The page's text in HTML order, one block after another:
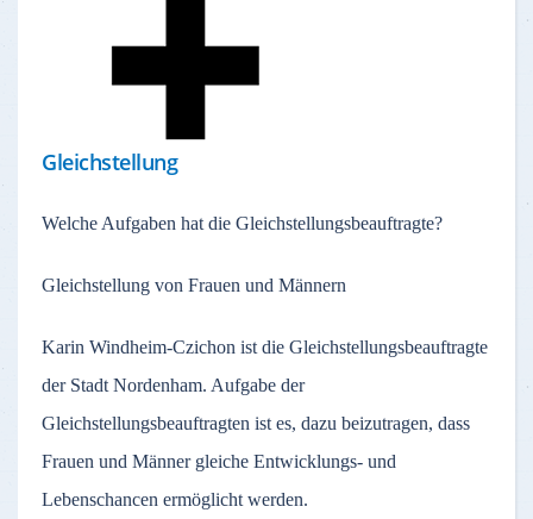
Gleichstellung
Welche Aufgaben hat die Gleichstellungsbeauftragte?
Gleichstellung von Frauen und Männern
Karin Windheim-Czichon ist die Gleichstellungsbeauftragte
der Stadt Nordenham. Aufgabe der
Gleichstellungsbeauftragten ist es, dazu beizutragen, dass
Frauen und Männer gleiche Entwicklungs- und
Lebenschancen ermöglicht werden.